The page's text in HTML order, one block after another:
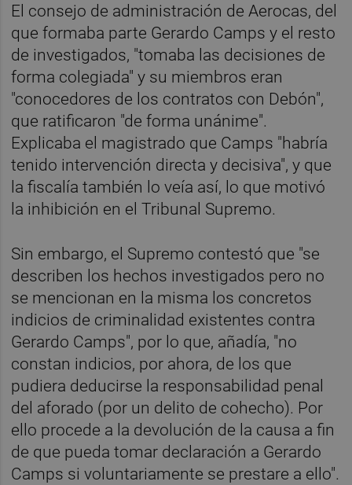
El consejo de administración de Aerocas, del
que formaba parte Gerardo Camps y el resto
de investigados, "tomaba las decisiones de
forma colegiada" y su miembros eran
"conocedores de los contratos con Debón",
que ratificaron "de forma unánime".
Explicaba el magistrado que Camps "habría
tenido intervención directa y decisiva", y que
la fiscalía también lo veía así, lo que motivó
la inhibición en el Tribunal Supremo.
Sin embargo, el Supremo contestó que "se
describen los hechos investigados pero no
se mencionan en la misma los concretos
indicios de criminalidad existentes contra
Gerardo Camps", por lo que, añadía, "no
constan indicios, por ahora, de los que
pudiera deducirse la responsabilidad penal
del aforado (por un delito de cohecho). Por
ello procede a la devolución de la causa a fin
de que pueda tomar declaración a Gerardo
Camps si voluntariamente se prestare a ello".